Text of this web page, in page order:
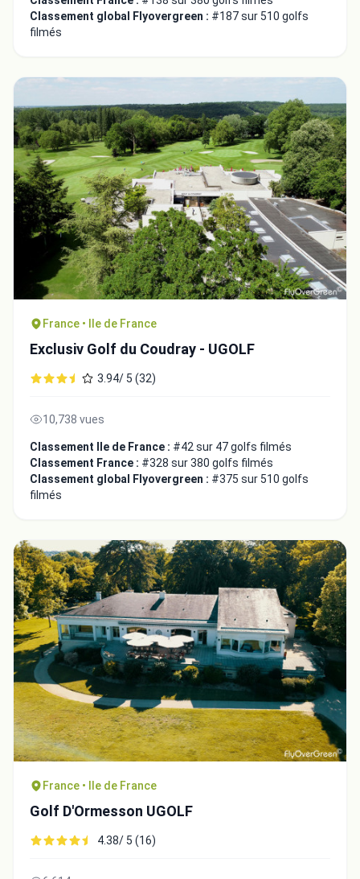
Classement global Flyovergreen : #187 sur 510 golfs
filmés
France • Ile de France
Exclusiv Golf du Coudray - UGOLF
3.94/ 5 (32)
10,738 vues
Classement Ile de France : #42 sur 47 golfs filmés
Classement France : #328 sur 380 golfs filmés
Classement global Flyovergreen : #375 sur 510 golfs
filmés
France • Ile de France
Golf D'Ormesson UGOLF
4.38/ 5 (16)
Intégrer la video
Choix de la vidéo: